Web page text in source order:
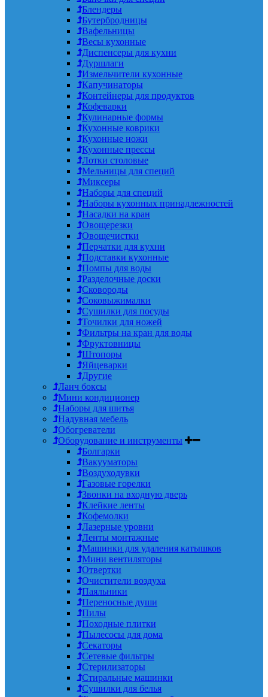
Блендеры
Бутербродницы
Вафельницы
Весы кухонные
Диспенсеры для кухни
Дуршлаги
Измельчители кухонные
Капучинаторы
Контейнеры для продуктов
Кофеварки
Кулинарные формы
Кухонные коврики
Кухонные ножи
Кухонные прессы
Лотки столовые
Мельницы для специй
Миксеры
Наборы для специй
Наборы кухонных принадлежностей
Насадки на кран
Овощерезки
Овощечистки
Перчатки для кухни
Подставки кухонные
Помпы для воды
Разделочные доски
Сковороды
Соковыжималки
Сушилки для посуды
Точилки для ножей
Фильтры на кран для воды
Фруктовницы
Штопоры
Яйцеварки
Другие
Ланч боксы
Мини кондиционер
Наборы для шитья
Надувная мебель
Обогреватели
Оборудование и инструменты
Болгарки
Вакууматоры
Воздуходувки
Газовые горелки
Звонки на входную дверь
Клейкие ленты
Кофемолки
Лазерные уровни
Ленты монтажные
Машинки для удаления катышков
Мини вентиляторы
Отвертки
Очистители воздуха
Паяльники
Переносные души
Пилы
Походные плитки
Пылесосы для дома
Секаторы
Сетевые фильтры
Стерилизаторы
Стиральные машинки
Сушилки для белья